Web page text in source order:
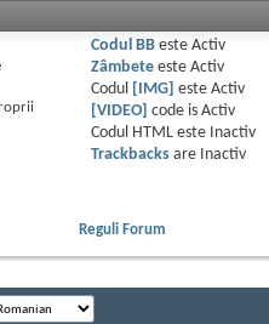
Codul BBeste Activ
Zâmbeteeste Activ
Codul
[IMG] este Activ
[VIDEO] code is Activ
Codul HTML este
Inactiv
Trackbacksare
Inactiv
Reguli Forum